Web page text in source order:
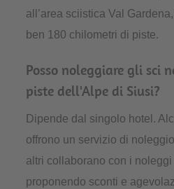
all’area sciistica Val
ben 180 chilometri di piste.
Posso noleggiare gli sci
piste dell'Alpe di Siusi?
Dipende dal singolo hotel.
offrono un servizio di
altri collaborano con i
proponendo sconti e